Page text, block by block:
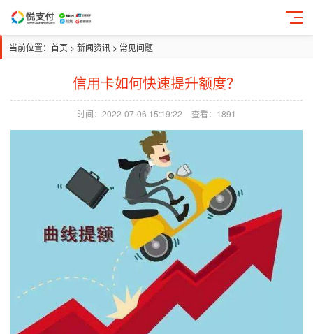
当前位置： 首页 > 新闻资讯 > 常见问题
信用卡如何快速提升额度？
时间：2022-07-06 15:19:22 查看：1891